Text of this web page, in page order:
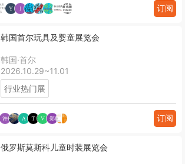
订阅
韩国首尔玩具及婴童展览会
韩国·首尔
2026.10.29~11.01
行业热门展
订阅
俄罗斯莫斯科儿童时装展览会